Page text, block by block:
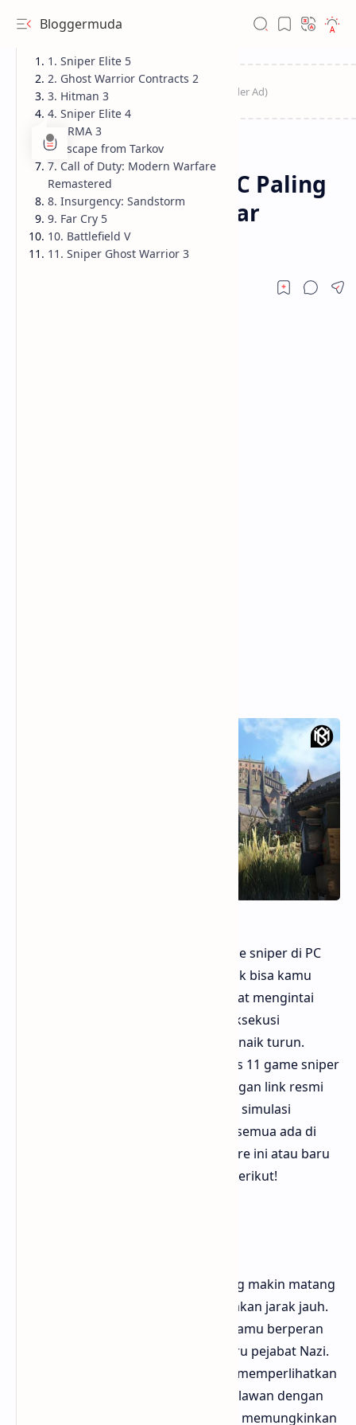
Bloggermuda
Game
11 Game Sniper di PC Paling
Seru Buat Penggemar
Stealth
Hello sobat Bloggermuda Dunia game sniper di PC
menawarkan sensasi unik yang nggak bisa kamu
dapat dari genre lain. Ketegangan saat mengintai
target, mengatur napas, dan mengeksekusi
tembakan sempurna bikin adrenalin naik turun.
Bloggermuda kali ini akan membahas 11 game sniper
di PC yang wajib dicoba, lengkap dengan link resmi
ke Steam untuk download. Dari yang simulasi
realistis sampai aksi penuh ledakan, semua ada di
sini. Jadi kalau kamu penggemar genre ini atau baru
mau coba, yuk langsung cek daftar berikut!
Sniper Elite 5 adalah seri terbaru yang makin matang
dalam menghadirkan simulasi tembakan jarak jauh.
Berlatar Perang Dunia II di Prancis, kamu berperan
sebagai Karl Fairburne yang memburu pejabat Nazi.
Hal paling ikonik: kill cam X-ray yang memperlihatkan
peluru menembus tulang dan organ lawan dengan
detail sadis. Level desainnya terbuka, memungkinkan
1. Sniper Elite 5
2. Ghost Warrior Contracts 2
3. Hitman 3
4. Sniper Elite 4
5. ARMA 3
6. Escape from Tarkov
7. Call of Duty: Modern Warfare
Remastered
8. Insurgency: Sandstorm
9. Far Cry 5
10. Battlefield V
11. Sniper Ghost Warrior 3